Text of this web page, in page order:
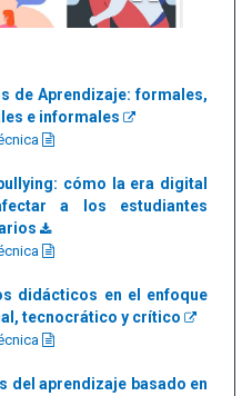
de Aprendizaje: formales,
e informales
cómo la era digital
a los estudiantes
didácticos en el enfoque
tecnocrático y crítico
del aprendizaje basado en